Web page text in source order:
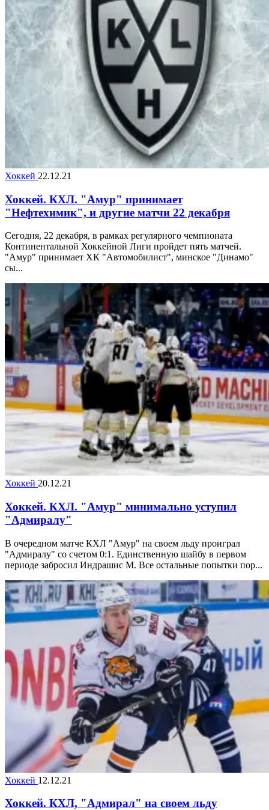
Хоккей 22.12.21
Хоккей. КХЛ. "Амур" принимает
"Нефтехимик", и другие матчи 22 декабря
Сегодня, 22 декабря, в рамках регулярного чемпионата
Континентальной Хоккейной Лиги пройдет пять матчей.
"Амур" принимает ХК "Автомобилист", минское "Динамо"
сы...
Хоккей 20.12.21
Хоккей. КХЛ. "Амур" минимально уступил
"Адмиралу"
В очередном матче КХЛ "Амур" на своем льду проиграл
"Адмиралу" со счетом 0:1. Единственную шайбу в первом
периоде забросил Индрашис М. Все остальные попытки пор...
Хоккей 12.12.21
Хоккей. КХЛ, "Адмирал" на своем льду